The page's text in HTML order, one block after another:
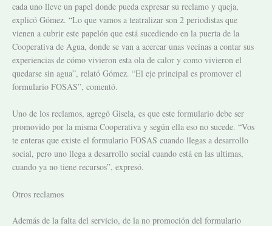
cada uno lleve un papel donde pueda expresar su reclamo y queja,
explicó Gómez. “Lo que vamos a teatralizar son 2 periodistas que
vienen a cubrir este papelón que está sucediendo en la puerta de la
Cooperativa de Agua, donde se van a acercar unas vecinas a contar sus
experiencias de cómo vivieron esta ola de calor y como vivieron el
quedarse sin agua”, relató Gómez. “El eje principal es promover el
formulario FOSAS”, comentó.
Uno de los reclamos, agregó Gisela, es que este formulario debe ser
promovido por la misma Cooperativa y según ella eso no sucede. “Vos
te enteras que existe el formulario FOSAS cuando llegas a desarrollo
social, pero uno llega a desarrollo social cuando está en las ultimas,
cuando ya no tiene recursos”, expresó.
Otros reclamos
Además de la falta del servicio, de la no promoción del formulario